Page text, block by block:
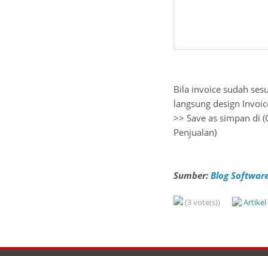
Bila invoice sudah
langsung design
>> Save as simpan di
Penjualan)
Sumber: Blog
(3 vote(s))